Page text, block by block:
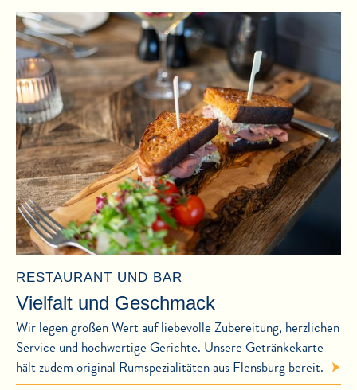
RESTAURANT UND BAR
Vielfalt und Geschmack
Wir legen großen Wert auf liebevolle Zubereitung, herzlichen
Service und hochwertige Gerichte. Unsere Getränkekarte
hält zudem original Rumspezialitäten aus Flensburg bereit.